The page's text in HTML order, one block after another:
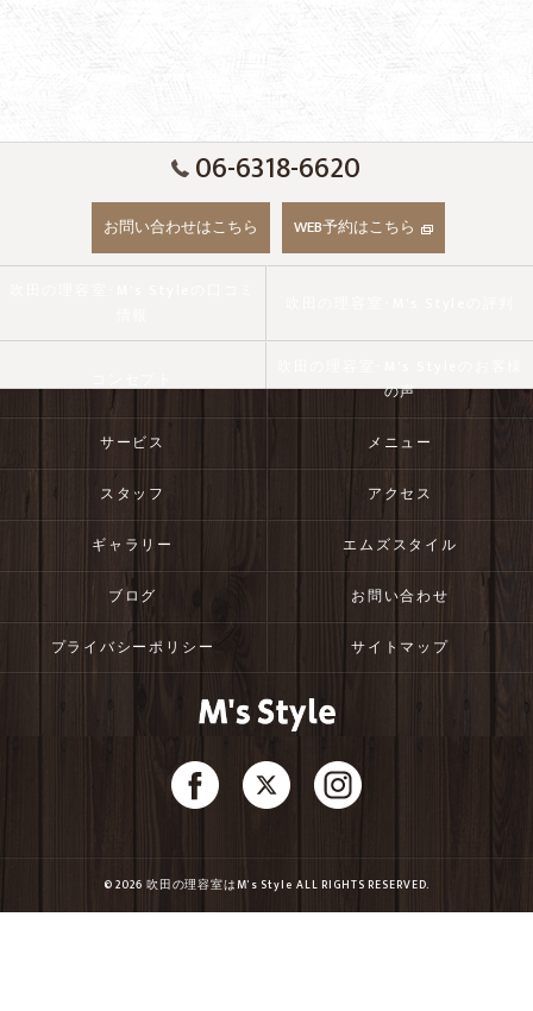
06-6318-6620
お問い合わせはこちら WEB予約はこちら
の声
サービス メニュー
スタッフ アクセス
ギャラリー エムズスタイル
ブログ お問い合わせ
プライバシーポリシー サイトマップ
© 2026 吹田の理容室はM's Style ALL RIGHTS RESERVED.